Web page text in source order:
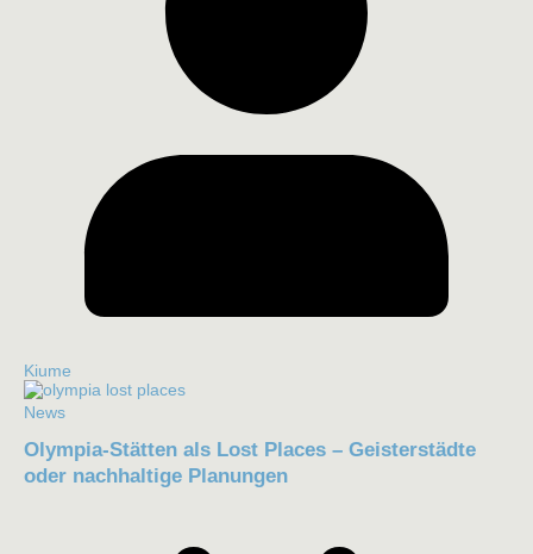
Kiume
News
Olympia-Stätten als Lost Places – Geisterstädte
oder nachhaltige Planungen